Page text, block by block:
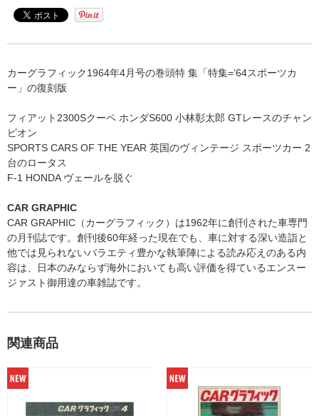
カーグラフィック1964年4月号の巻頭特 集「特集=’64スポーツカ
ー」の復刻版
フィアット2300Sクーペ ホンダS600 小林彰太郎 GTレースのチャン
ピオン
SPORTS CARS OF THE YEAR 英国のヴィンテージ スポーツカー 2
台のロータス
F-1 HONDA ヴェールを脱ぐ
CAR GRAPHIC
CAR GRAPHIC（カーグラフィック）は1962年に創刊された車専門
の月刊誌です。創刊後60年経った現在でも、車に対する深い造詣と
他では見られないバラエティ豊かな執筆陣による読み応えのある内
容は、日本のみならず海外においても高い評価を得ているエンスー
ジァスト御用達の車雑誌です。
関連商品